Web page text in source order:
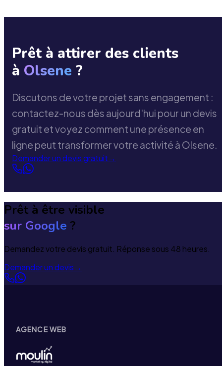
Prêt à attirer des clients
à Olsene ?
Discutons de votre projet sans engagement :
contactez-nous dès aujourd'hui pour un devis
gratuit et voyez comment une présence en
ligne peut transformer votre activité à Olsene.
Demander un devis gratuit→
Prêt à être visible
sur Google ?
Demandez votre devis gratuit. Réponse sous 48 heures.
Demander un devis→
AGENCE WEB